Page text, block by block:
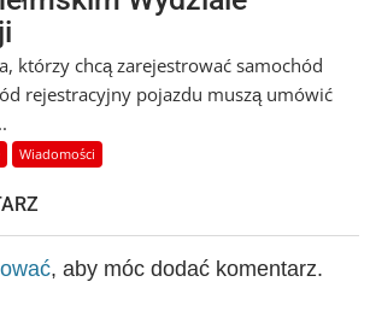
którzy chcą zarejestrować samochód
rejestracyjny pojazdu muszą umówić
Wiadomości
, aby móc dodać komentarz.